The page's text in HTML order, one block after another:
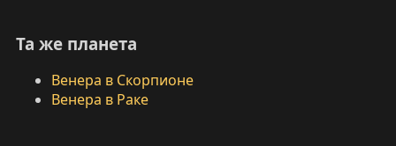
Та же планета
Венера в Скорпионе
Венера в Раке